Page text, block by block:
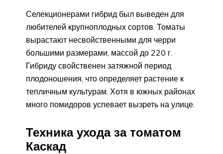
Селекционерами гибрид был выведен для
любителей крупноплодных сортов. Томаты
вырастают несвойственными для черри
большими размерами, массой до 220 г.
Гибриду свойственен затяжной период
плодоношения, что определяет растение к
тепличным культурам. Хотя в южных районах
много помидоров успевает вызреть на улице.
Техника ухода за томатом
Каскад